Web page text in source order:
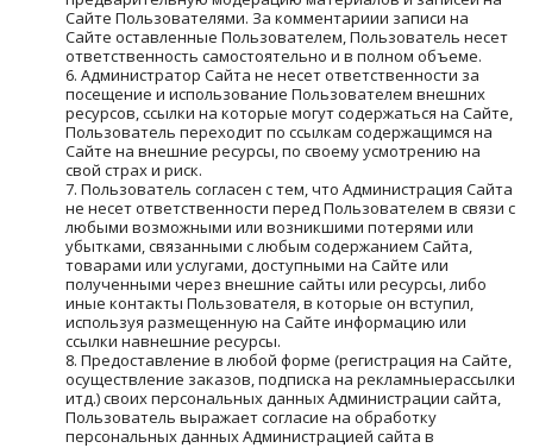
Сайте Пользователями. За комментариии записи на
Сайте оставленные Пользователем, Пользователь несет
ответственность самостоятельно и в полном объеме.
Администратор Сайта не несет ответственности за
посещение и использование Пользователем внешних
ресурсов, ссылки на которые могут содержаться на Сайте,
Пользователь переходит по ссылкам содержащимся на
Сайте на внешние ресурсы, по своему усмотрению на
свой страх и риск.
Пользователь согласен с тем, что Администрация Сайта
не несет ответственности перед Пользователем в связи с
любыми возможными или возникшими потерями или
убытками, связанными с любым содержанием Сайта,
товарами или услугами, доступными на Сайте или
полученными через внешние сайты или ресурсы, либо
иные контакты Пользователя, в которые он вступил,
используя размещенную на Сайте информацию или
ссылки навнешние ресурсы.
Предоставление в любой форме (регистрация на Сайте,
осуществление заказов, подписка на рекламныерассылки
итд.) своих персональных данных Администрации сайта,
Пользователь выражает согласие на обработку
персональных данных Администрацией сайта в